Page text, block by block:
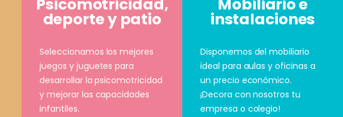
Psicomotricidad,
deporte y patio
Seleccionamos los mejores
juegos y juguetes para
desarrollar la psicomotricidad
y mejorar las capacidades
infantiles.
Mobiliario e
instalaciones
Disponemos del mobiliario
ideal para aulas y oficinas a
un precio económico.
¡Decora con nosotros tu
empresa o colegio!